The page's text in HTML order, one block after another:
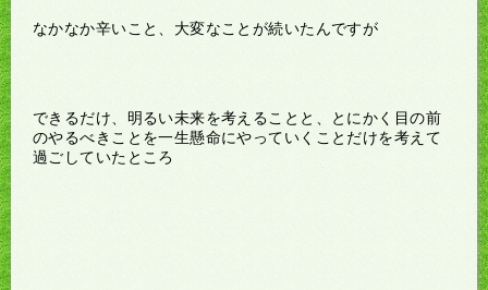
なかなか辛いこと、大変なことが続いたんですが
できるだけ、明るい未来を考えることと、とにかく目の前
のやるべきことを一生懸命にやっていくことだけを考えて
過ごしていたところ